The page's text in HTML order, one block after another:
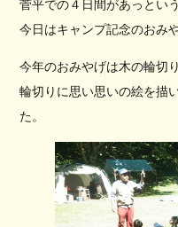
菅平での４日間があっとい
今日はキャンプ記念のおみ
今年のおみやげは木の輪切
輪切りに思い思いの絵を描
た。